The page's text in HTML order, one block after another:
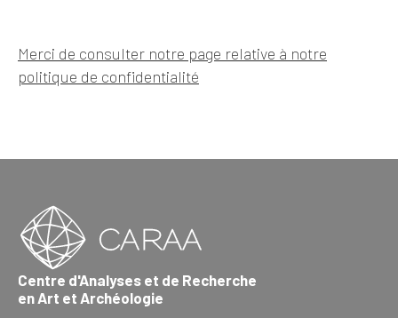
Merci de consulter notre page relative à notre
politique de confidentialité
Centre d'Analyses et de Recherche
en Art et Archéologie